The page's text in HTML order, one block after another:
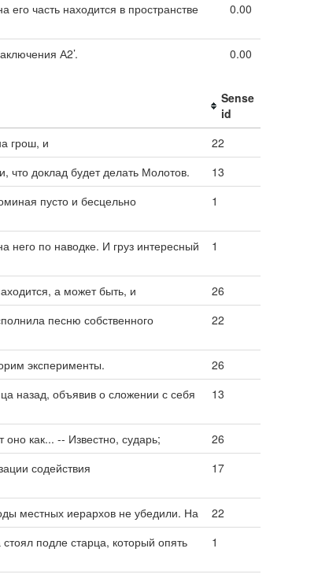
часть находится в пространстве
0.00
А2’. 0.00
Sense
id
грош, и
22
что доклад будет делать Молотов.
13
пусто и бесцельно
1
него по наводке. И груз интересный
1
а может быть, и
26
песню собственного
22
эксперименты.
26
назад, объявив о сложении с себя
13
как... -- Известно, сударь;
26
содействия
17
местных иерархов не убедили. На
22
подле старца, который опять
1